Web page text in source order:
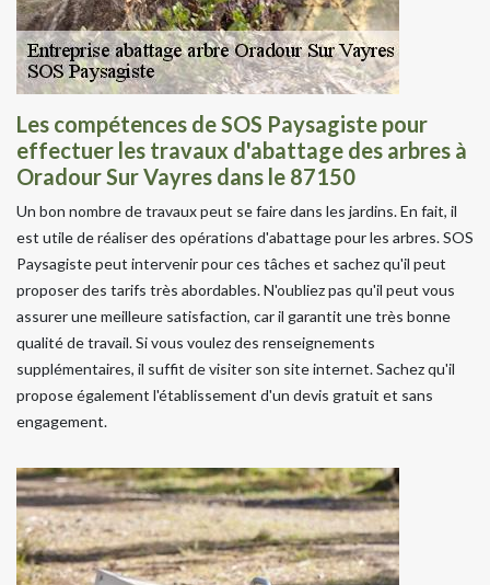
Les compétences de SOS Paysagiste pour
effectuer les travaux d'abattage des arbres à
Oradour Sur Vayres dans le 87150
Un bon nombre de travaux peut se faire dans les jardins. En fait, il
est utile de réaliser des opérations d'abattage pour les arbres. SOS
Paysagiste peut intervenir pour ces tâches et sachez qu'il peut
proposer des tarifs très abordables. N'oubliez pas qu'il peut vous
assurer une meilleure satisfaction, car il garantit une très bonne
qualité de travail. Si vous voulez des renseignements
supplémentaires, il suffit de visiter son site internet. Sachez qu'il
propose également l'établissement d'un devis gratuit et sans
engagement.